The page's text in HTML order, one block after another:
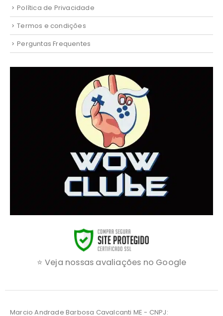
Política de Privacidade
Termos e condições
Perguntas Frequentes
⭐ Veja nossas avaliações no Google
Marcio Andrade Barbosa Cavalcanti ME - CNPJ: